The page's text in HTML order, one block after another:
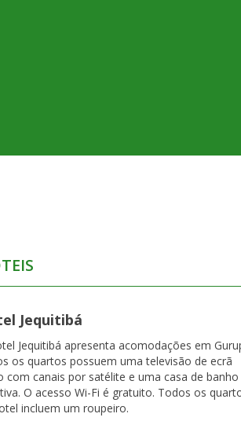
Jequitibá
Jequitibá apresenta acomodações em
os quartos possuem uma televisão de ecrã
com canais por satélite e uma casa de banho
O acesso Wi-Fi é gratuito. Todos os quartos
incluem um roupeiro.